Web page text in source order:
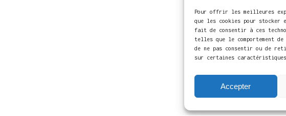
Pour offrir les meilleures
que les cookies pour stocker
fait de consentir à ces
telles que le comportement
de ne pas consentir ou de
sur certaines
Accepter